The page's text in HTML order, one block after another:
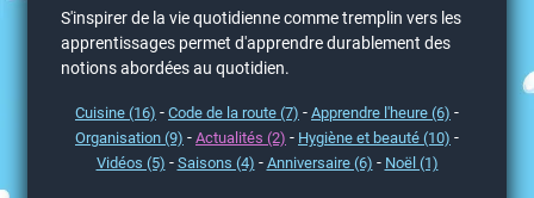
S'inspirer de la vie quotidienne comme tremplin vers les
apprentissages permet d'apprendre durablement des
notions abordées au quotidien.
Cuisine (16) - Code de la route (7) - Apprendre l'heure (6) -
Organisation (9) - Actualités (2) - Hygiène et beauté (10) -
Vidéos (5) - Saisons (4) - Anniversaire (6) - Noël (1)